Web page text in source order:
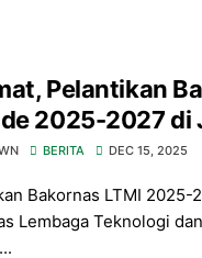
Pelantikan
2025-2027 di
BERITA DEC 15, 2025
Bakornas LTMI 2025-
Lembaga Teknologi